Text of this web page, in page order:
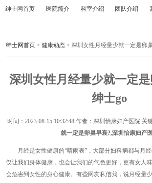
绅士网首页 医院简介 科室介绍 团队介绍
绅士网首页 > 健康动态 > 深圳女性月经量少就一定是卵
深圳女性月经量少就一定
绅士go
时间： 2023-08-15 10:32:48作者：深圳怡康妇产医院 关
就一定是卵巢早衰?,深圳怡康妇产
月经是女性健康的“晴雨表”，大部分妇科病都与月
仅让我们身体健康，也会让我们的气色更好，更有女人
会危害到女性的身心健康。有些网友私信我，说月经量